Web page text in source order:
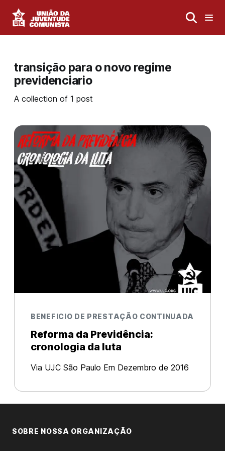
transição para o novo regime
previdenciario
A collection of 1 post
BENEFICIO DE PRESTAÇÃO CONTINUADA
Reforma da Previdência:
cronologia da luta
Via UJC São Paulo Em Dezembro de 2016
Constitucional 287/16, a “reforma da
previdência”[1]. Este é mais um dos ataques
SOBRE NOSSA ORGANIZAÇÃO